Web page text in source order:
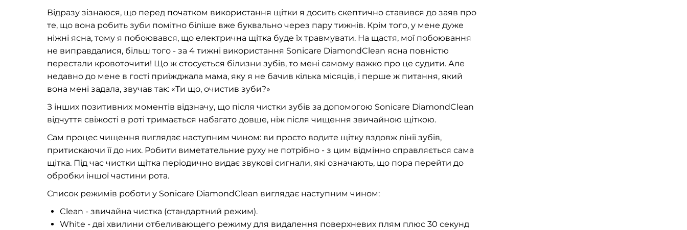
Відразу зізнаюся, що перед початком використання щітки я досить скептично ставився до заяв про
те, що вона робить зуби помітно біліше вже буквально через пару тижнів. Крім того, у мене дуже
ніжні ясна, тому я побоювався, що електрична щітка буде їх травмувати. На щастя, мої побоювання
не виправдалися, більш того - за 4 тижні використання Sonicare DiamondClean ясна повністю
перестали кровоточити! Що ж стосується білизни зубів, то мені самому важко про це судити. Але
недавно до мене в гості приїжджала мама, яку я не бачив кілька місяців, і перше ж питання, який
вона мені задала, звучав так: «Ти що, очистив зуби?»
З інших позитивних моментів відзначу, що після чистки зубів за допомогою Sonicare DiamondClean
відчуття свіжості в роті тримається набагато довше, ніж після чищення звичайною щіткою.
Сам процес чищення виглядає наступним чином: ви просто водите щітку вздовж лінії зубів,
притискаючи її до них. Робити виметательние руху не потрібно - з цим відмінно справляється сама
щітка. Під час чистки щітка періодично видає звукові сигнали, які означають, що пора перейти до
обробки іншої частини рота.
Список режимів роботи у Sonicare DiamondClean виглядає наступним чином:
Clean - звичайна чистка (стандартний режим).
White - дві хвилини отбеливающего режиму для видалення поверхневих плям плюс 30 секунд